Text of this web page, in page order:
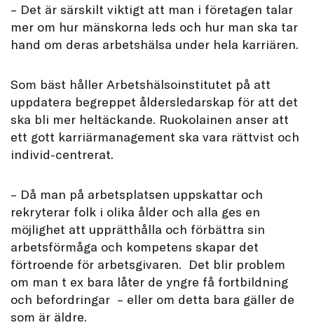
– Det är särskilt viktigt att man i företagen talar
mer om hur mänskorna leds och hur man ska tar
hand om deras arbetshälsa under hela karriären.
Som bäst håller Arbetshälsoinstitutet på att
uppdatera begreppet åldersledarskap för att det
ska bli mer heltäckande. Ruokolainen anser att
ett gott karriärmanagement ska vara rättvist och
individ-centrerat.
– Då man på arbetsplatsen uppskattar och
rekryterar folk i olika ålder och alla ges en
möjlighet att upprätthålla och förbättra sin
arbetsförmåga och kompetens skapar det
förtroende för arbetsgivaren. Det blir problem
om man t ex bara låter de yngre få fortbildning
och befordringar – eller om detta bara gäller de
som är äldre.